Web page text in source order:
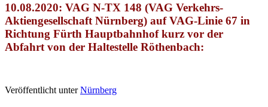
10.08.2020: VAG N-TX 148 (VAG Verkehrs-
Aktiengesellschaft Nürnberg) auf VAG-Linie 67 in
Richtung Fürth Hauptbahnhof kurz vor der
Abfahrt von der Haltestelle Röthenbach:
Veröffentlicht unter Nürnberg